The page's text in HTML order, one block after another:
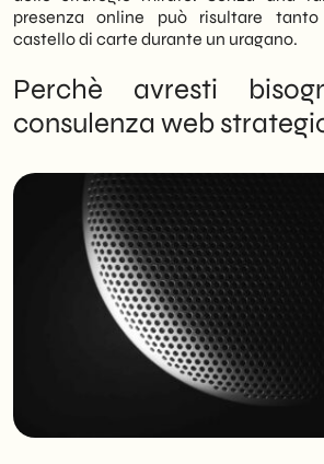
presenza online può risultare
castello di carte durante un uragano.
Perchè avresti
consulenza web